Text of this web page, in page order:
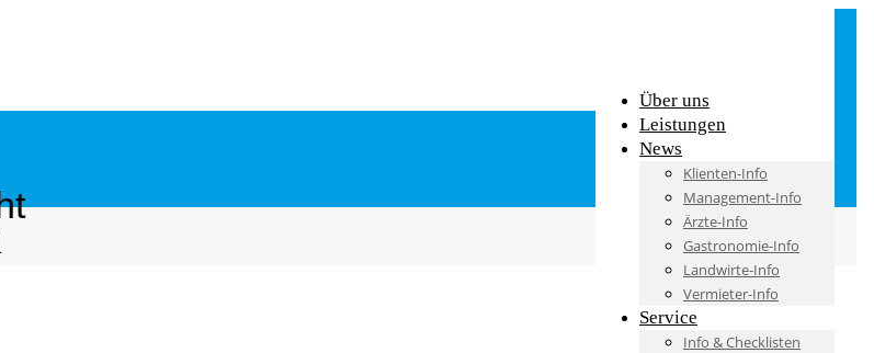
Über uns
Leistungen
News
Klienten-Info
Management-Info
Ärzte-Info
Gastronomie-Info
Landwirte-Info
Vermieter-Info
Service
Info & Checklisten